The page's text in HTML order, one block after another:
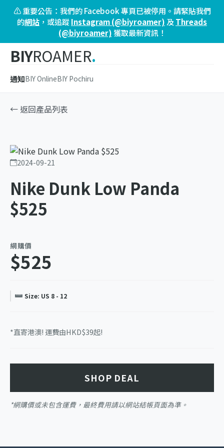
⚠️ 重要公告：我們的 Facebook 專頁已被停用。請緊貼我們
的網站 ，或追蹤Instagram (@biyroamer) 及 Threads
(@biyroamer)獲取最新資訊！
BIYROAMER.
通知BIY OnlineBIY Pochiru
← 返回產品列表
2024-09-21
Nike Dunk Low Panda
$525
網購價
$525
Size: US 8 - 12
*直寄港澳! 運費由HKD$39起!
SHOP DEAL
*網購價或未包含運費，最終費用請以網站結帳頁面為準。